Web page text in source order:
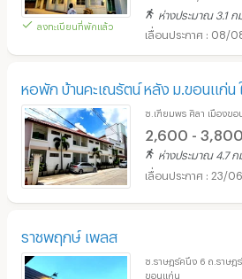
ลงทะเบียนที่พักแล้ว
ห่างประมาณ 3.1 ก
08/
หอพัก บ้านคะเณรัตน์ หลัง ม.ขอนแก่น
ซ.เฑียมพร ศิลา เมืองข
2,600 - 3,800
ห่างประมาณ 4.7 ก
23/
ราชพฤกษ์ เพลส
ซ.ราษฎร์คนึง 6 ถ.ราษฎ
ขอนแก่น